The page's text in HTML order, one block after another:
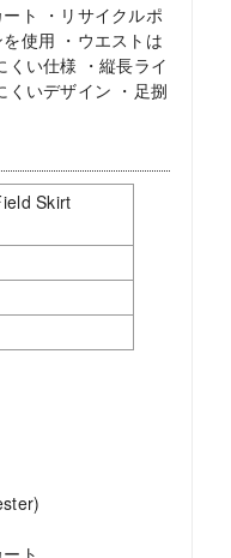
ト ・リサイクルポ
使用 ・ウエストは
い仕様 ・縦長ライ
くいデザイン ・足捌
Skirt
ト